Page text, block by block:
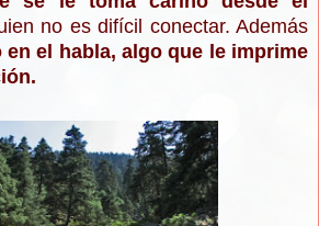
no es difícil conectar. Además
en el habla, algo que le imprime